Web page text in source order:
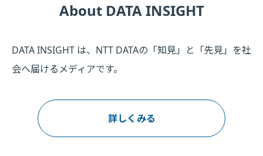
About DATA INSIGHT
DATA INSIGHT は、NTT DATAの「知見」と「先見」を社
会へ届けるメディアです。
詳しくみる